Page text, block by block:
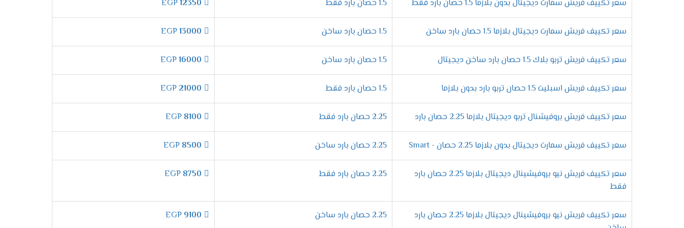
الانفراد بمبادلات عالية الكفاءة
تحتوى المبادلات الحرارية على الكثير من المميزات المختلفة التى تجعله اكثر كفاءة فنحن نقوم بصناعتها بشكل عالى الدقة وتكون من أكفئ انواع المواسير التى تكون
من النحاس لكى تتحمل مرور الغاز بها كما أننا نهتم بالتجويف الداخلى لها لتكون أكثر أمان وكفاءة .
التحكم فى توجيه الهواء يدويا
ولتلك السبب يكون مكيف فريش من اهم المكيفات التى توجد فى الاسواق .
مميزات تكييف فريش نيو بروفيشنال "ديجيتال بالبلازما 2024 "
التميز بالتشغيل الدافئ
احصل على أقوى الامكانيات الجديدة التى تتوافر فى أجهزة فريش المتطورة التى تعمل على الوضع الدافئ أيضا خلال فترة الشتاء لكى يتم توفير أفضل درجة من التدفئ
مهما كان البروده عالية لكى يتمكن العميل من قضاء جميع أعماله بشكل أفضل وبسيط .
التمتع بالصوت المنخفض للجهاز
التميز بخاصية التشغيل التلقائى
سعر تكييف فريش سمارت ديجيتال بدون بلازما 1.5 حصان بارد فقط 1.5 حصان بارد فقط 12350
سعر تكييف فريش سمارت ديجيتال بلازما 1.5 حصان بارد ساخن 1.5 حصان بارد ساخن 13000
سعر تكييف فريش تربو بلاك 1.5 حصان بارد ساخن ديجيتال 1.5 حصان بارد ساخن 16000
سعر تكييف فريش اسبليت 1.5 حصان تربو بارد بدون بلازما 1.5 حصان بارد فقط 21000
سعر تكييف فريش بروفيشنال تربو ديجيتال بلازما 2.25 حصان بارد 2.25 حصان بارد فقط 8100
سعر تكييف فريش سمارت ديجيتال بدون بلازما 2.25 حصان - Smart 2.25 حصان بارد ساخن 8500
سعر تكييف فريش نيو بروفيشينال ديجيتال بلازما 2.25 حصان بارد
فقط
2.25 حصان بارد فقط 8750
سعر تكييف فريش نيو بروفيشينال ديجيتال بلازما 2.25 حصان بارد
2.25 حصان بارد ساخن 9100